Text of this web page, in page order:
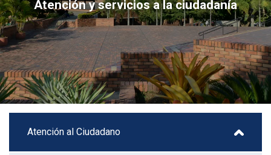
Atención y servicios a la ciudadanía
Atención al Ciudadano